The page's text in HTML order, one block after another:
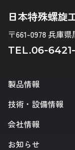
日本特殊螺旋
〒661-0978 兵庫
TEL.06-
製品情報
技術・設備情報
会社情報
お知らせ